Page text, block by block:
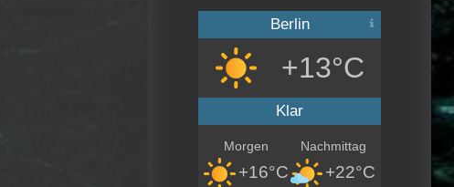
Berlin
+13°C
Klar
Morgen
+16°C
Nachmittag
+22°C